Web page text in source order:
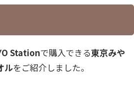
Stationで購入できる東京みや
ルをご紹介しました。